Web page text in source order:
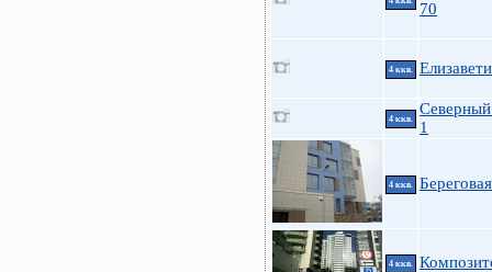
70
4 ккв.
4 ккв.
1
4 ккв.
4 ккв.